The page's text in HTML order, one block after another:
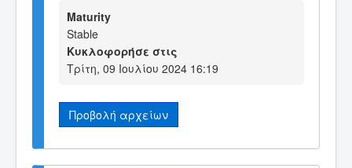
Maturity
Stable
Κυκλοφορήσε στις
Τρίτη, 09 Ιουλίου 2024 16:19
Προβολή αρχείων